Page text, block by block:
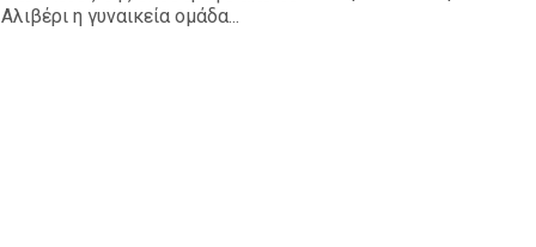
Αλιβέρι η γυναικεία ομάδα...